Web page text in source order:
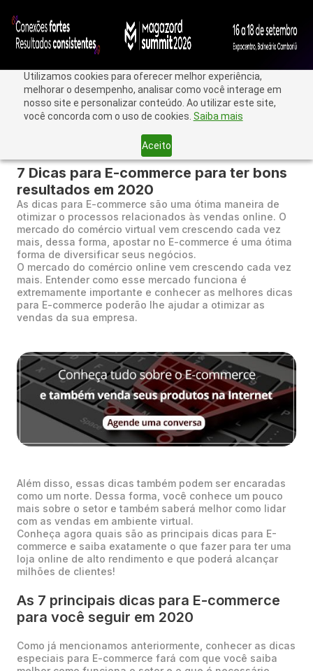
Utilizamos cookies para oferecer melhor experiência,
melhorar o desempenho, analisar como você interage em
nosso site e personalizar conteúdo. Ao utilizar este site,
você concorda com o uso de cookies. Saiba mais
Aceito
7 Dicas para E-commerce para ter bons
resultados em 2020
As dicas para E-commerce são uma ótima maneira de
otimizar o processos relacionados às vendas online. O
mercado do comércio virtual vem crescendo cada vez
mais, dessa forma, apostar no E-commerce é uma ótima
forma de diversificar seus negócios.
O mercado do comércio online vem crescendo cada vez
mais. Entender como esse mercado funciona é
extremamente importante e conhecer as melhores dicas
para E-commerce poderão lhe ajudar a otimizar as
vendas da sua empresa.
Além disso, essas dicas também podem ser encaradas
como um norte. Dessa forma, você conhece um pouco
mais sobre o setor e também saberá melhor como lidar
com as vendas em ambiente virtual.
Conheça agora quais são as principais dicas para E-
commerce e saiba exatamente o que fazer para ter uma
loja online de alto rendimento e que poderá alcançar
milhões de clientes!
As 7 principais dicas para E-commerce
para você seguir em 2020
Como já mencionamos anteriormente, conhecer as dicas
especiais para E-commerce fará com que você saiba